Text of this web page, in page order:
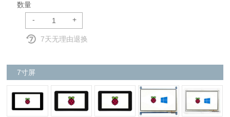
数量
-
+
7天无理由退换
7寸屏